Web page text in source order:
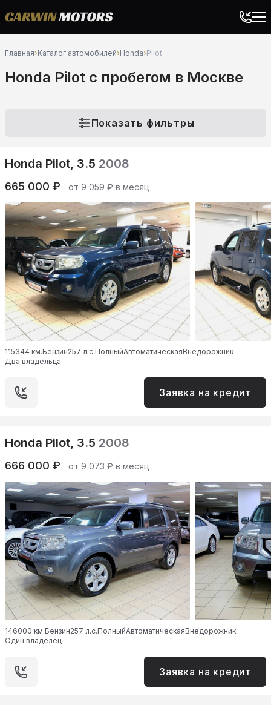
Главная›Каталог автомобилей›Honda›Pilot
Honda Pilot c пробегом в Москве
Показать фильтры
Honda Pilot, 3.5 2008
665 000 ₽ от 9 059 ₽ в месяц
115344 км.Бензин257 л.с.ПолныйАвтоматическаяВнедорожник
Два владельца
Заявка на кредит
Honda Pilot, 3.5 2008
666 000 ₽ от 9 073 ₽ в месяц
146000 км.Бензин257 л.с.ПолныйАвтоматическаяВнедорожник
Один владелец
Заявка на кредит